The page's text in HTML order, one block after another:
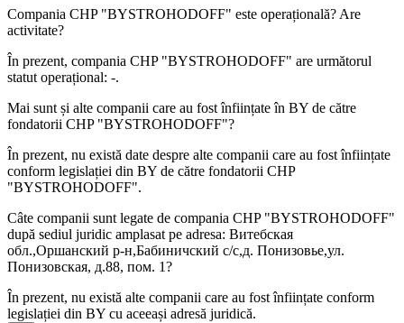
Compania CHP "BYSTROHODOFF" este operațională? Are
activitate?
În prezent, compania CHP "BYSTROHODOFF" are următorul
statut operațional: -.
Mai sunt și alte companii care au fost înființate în BY de către
fondatorii CHP "BYSTROHODOFF"?
În prezent, nu există date despre alte companii care au fost înființate
conform legislației din BY de către fondatorii CHP
"BYSTROHODOFF".
Câte companii sunt legate de compania CHP "BYSTROHODOFF"
după sediul juridic amplasat pe adresa: Витебская
обл.,Оршанский р-н,Бабиничский с/с,д. Понизовье,ул.
Понизовская, д.88, пом. 1?
În prezent, nu există alte companii care au fost înființate conform
legislației din BY cu aceeași adresă juridică.